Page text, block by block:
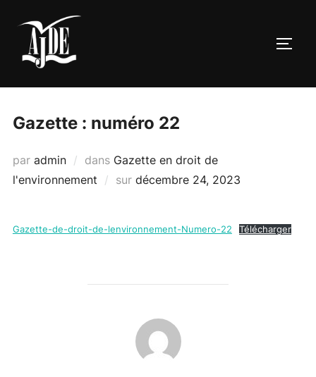
contenu
Gazette : numéro 22
par admin dans Gazette en droit de
l'environnement
sur Publié
décembre 24, 2023
Gazette-de-droit-de-lenvironnement-Numero-22 Télécharger
AUTEUR DE LA PUBLICATION